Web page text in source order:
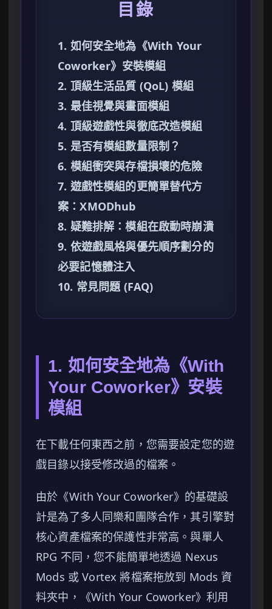
目錄
1. 如何安全地為《With Your
Coworker》安裝模組
2. 頂級生活品質 (QoL) 模組
3. 最佳視覺與畫面模組
4. 頂級遊戲性與徹底改造模組
5. 是否有模組數量限制？
6. 模組衝突與存檔損壞的危險
7. 遊戲性模組的更簡單替代方
案：XMODhub
8. 疑難排解：模組在啟動時崩潰
9. 依遊戲風格與優先順序劃分的
必要記憶體注入
10. 常見問題 (FAQ)
1. 如何安全地為《With
Your Coworker》安裝
模組
在下載任何東西之前，您需要設定您的遊
戲目錄以接受修改過的檔案。
由於《With Your Coworker》的基礎設
計是為了多人同樂和團隊合作，其引擎對
核心資產檔案的保護性非常高。與單人
RPG 不同，您不能簡單地透過 Nexus
Mods 或 Vortex 將檔案拖放到 Mods 資
料夾中，《With Your Coworker》利用